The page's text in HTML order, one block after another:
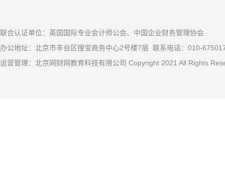
联合认证单位：英国国际专业会计师公会、中国企业财务管理协会
办公地址：北京市丰台区搜宝商务中心2号楼7层 联系电话：010-
运营管理：北京网财网教育科技有限公司 Copyright 2021 All Rights